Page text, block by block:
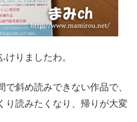
りましたわ。
斜め読みできない作品で、
り読みたくなり、帰りが大変